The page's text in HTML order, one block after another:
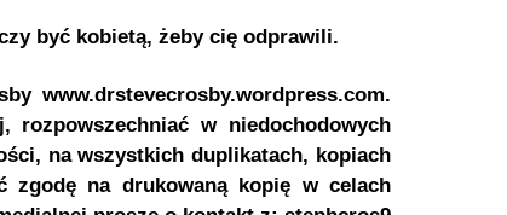
być kobietą, żeby cię odprawili.
www.drstevecrosby.wordpress.com.
rozpowszechniać w niedochodowych
na wszystkich duplikatach, kopiach
zgodę na drukowaną kopię w celach